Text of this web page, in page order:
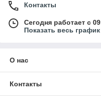
Контакты
Сегодня работает с
Показать весь
О нас
Контакты